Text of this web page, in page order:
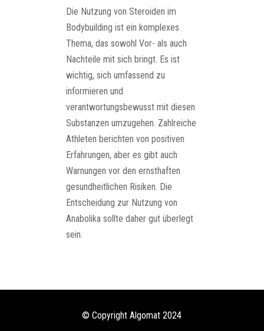
Die Nutzung von Steroiden im
Bodybuilding ist ein komplexes
Thema, das sowohl Vor- als auch
Nachteile mit sich bringt. Es ist
wichtig, sich umfassend zu
informieren und
verantwortungsbewusst mit diesen
Substanzen umzugehen. Zahlreiche
Athleten berichten von positiven
Erfahrungen, aber es gibt auch
Warnungen vor den ernsthaften
gesundheitlichen Risiken. Die
Entscheidung zur Nutzung von
Anabolika sollte daher gut überlegt
sein.
© Copyright Algomat 2024